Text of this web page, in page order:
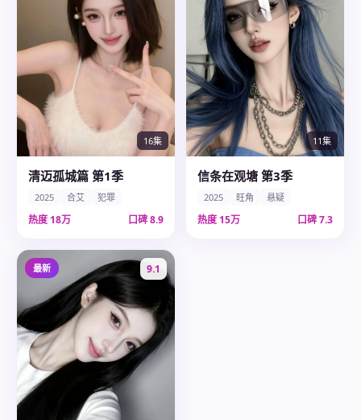
16集
清迈孤城篇 第1季
2025 合艾 犯罪
热度 18万 口碑8.9
11集
信条在观塘 第3季
2025 旺角 悬疑
热度 15万 口碑7.3
最新 9.1